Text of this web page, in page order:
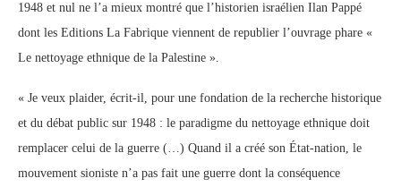
1948 et nul ne l’a mieux montré que l’historien israélien Ilan Pappé
dont les Editions La Fabrique viennent de republier l’ouvrage phare «
Le nettoyage ethnique de la Palestine ».
« Je veux plaider, écrit-il, pour une fondation de la recherche historique
et du débat public sur 1948 : le paradigme du nettoyage ethnique doit
remplacer celui de la guerre (…) Quand il a créé son État-nation, le
mouvement sioniste n’a pas fait une guerre dont la conséquence